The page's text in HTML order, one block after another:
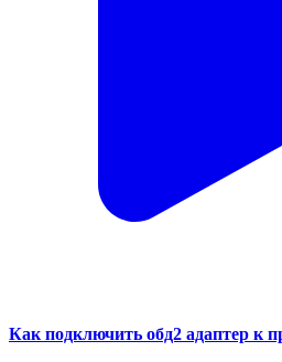
Как подключить обд2 адаптер к